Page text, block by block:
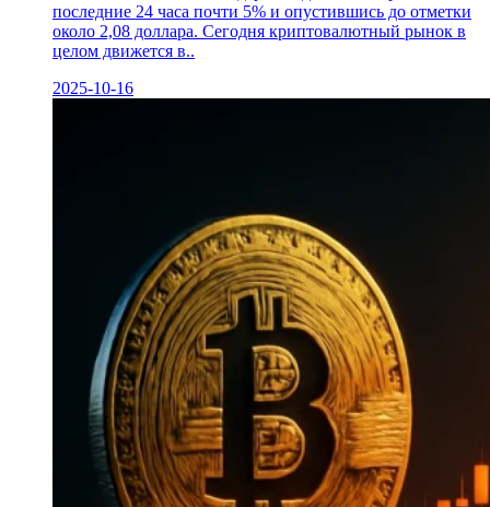
последние 24 часа почти 5% и опустившись до отметки
около 2,08 доллара. Сегодня криптовалютный рынок в
целом движется в..
2025-10-16